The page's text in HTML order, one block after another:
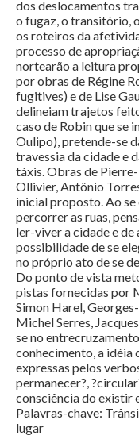
dos deslocamentos
o fugaz, o transitório,
os roteiros da
processo de
nortearão a leitura
por obras de Régine
fugitives) e de Lise
delineiam trajetos
caso de Robin que se
Oulipo), pretende-se
travessia da cidade e
táxis. Obras de
Ollivier, Antônio
inicial proposto. Ao se
percorrer as ruas,
ler-viver a cidade e de
possibilidade de se
no próprio ato de se
Do ponto de vista
pistas fornecidas por
Simon Harel,
Michel Serres,
se no
conhecimento, a idéia
expressas pelos
permanecer?,
consciência do existir
Palavras-chave:
lugar